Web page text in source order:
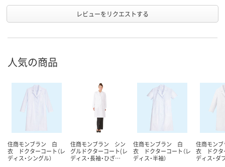
レビューをリクエストする
人気の商品
住商モンブラン 白
衣 ドクターコート（レ
ディス・シングル）
住商モンブラン シン
グルドクターコート(レ
ディス・長袖・ひざ…
住商モンブラン 白
衣 ドクターコート（レ
ディス・半袖）
住商モン
衣 ドクタ
ディス・ダ